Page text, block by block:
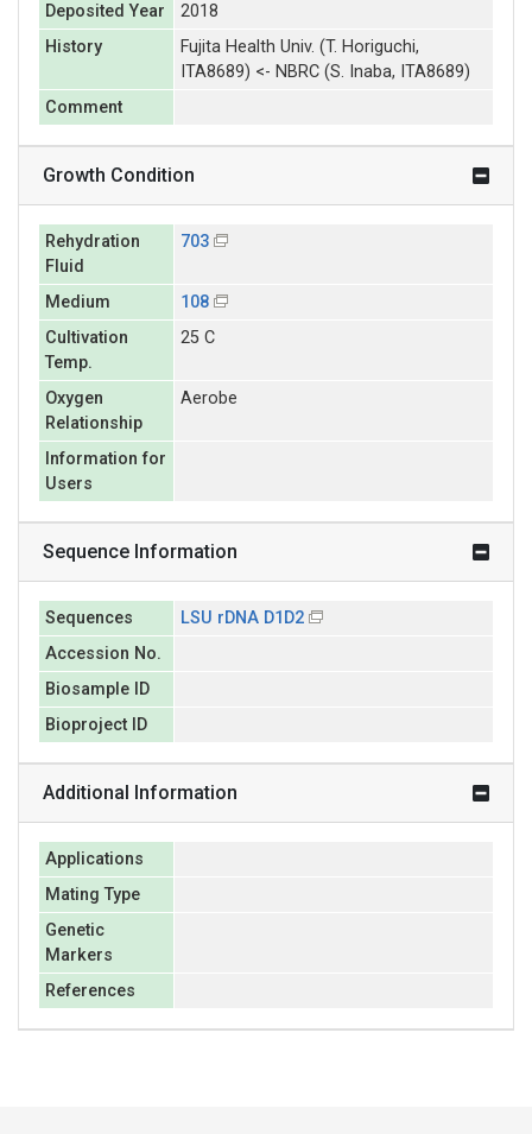
Deposited Year
2018
History
Fujita Health Univ. (T. Horiguchi,
ITA8689) <- NBRC (S. Inaba, ITA8689)
Comment
Growth Condition
Rehydration
Fluid
703
Medium
108
Cultivation
Temp.
25 C
Oxygen
Relationship
Aerobe
Information for
Users
Sequence Information
Sequences
LSU rDNA D1D2
Accession No.
Biosample ID
Bioproject ID
Additional Information
Applications
Mating Type
Genetic
Markers
References